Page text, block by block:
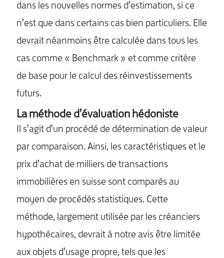
dans les nouvelles normes d’estimation, si ce
n’est que dans certains cas bien particuliers. Elle
devrait néanmoins être calculée dans tous les
cas comme « Benchmark » et comme critère
de base pour le calcul des réinvestissements
futurs.
La méthode d’évaluation hédoniste
Il s’agit d’un procédé de détermination de valeur
par comparaison. Ainsi, les caractéristiques et le
prix d’achat de milliers de transactions
immobilières en suisse sont comparés au
moyen de procédés statistiques. Cette
méthode, largement utilisée par les créanciers
hypothécaires, devrait à notre avis être limitée
aux objets d’usage propre, tels que les